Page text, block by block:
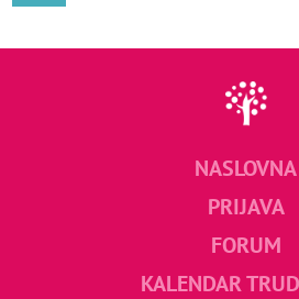
NASLOVNA
PRIJAVA
FORUM
KALENDAR